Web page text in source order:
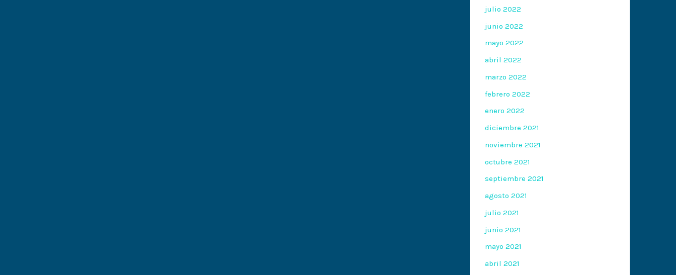
julio 2022
junio 2022
mayo 2022
abril 2022
marzo 2022
febrero 2022
enero 2022
diciembre 2021
noviembre 2021
octubre 2021
septiembre 2021
agosto 2021
julio 2021
junio 2021
mayo 2021
abril 2021